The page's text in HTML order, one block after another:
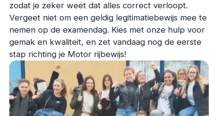
zodat je zeker weet dat alles correct verloopt.
Vergeet niet om een geldig legitimatiebewijs mee te
nemen op de examendag. Kies met onze hulp voor
gemak en kwaliteit, en zet vandaag nog de eerste
stap richting je Motor rijbewijs!